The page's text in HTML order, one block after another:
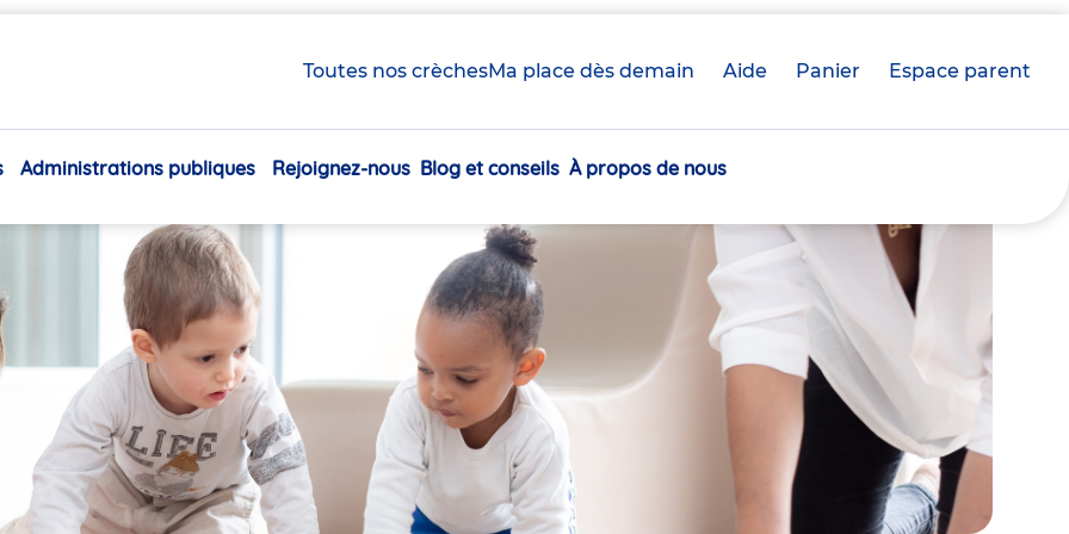
Toutes nos crèchesMa place dès demain Aide Panier crèche(s)
Espace parent
Navigation
Administrations publiques Rejoignez-nous Blog et conseils À propos de nous